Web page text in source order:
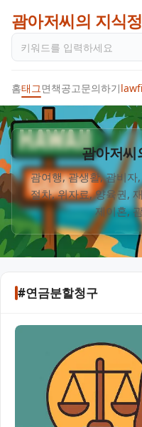
괌아저씨의 지식
홈태그면책공고문의하기
괌아저씨
괌여행, 괌생활, 괌비자
절차, 위자료, 양육권,
#연금분할청구